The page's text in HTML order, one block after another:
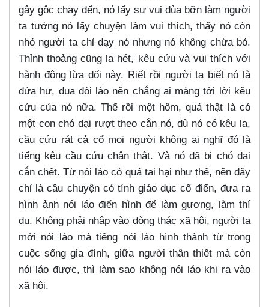
gậy gộc chạy đến, nó lấy sự vui đùa bỡn làm người
ta tưởng nó lấy chuyện làm vui thích, thấy nó còn
nhỏ người ta chỉ dạy nó nhưng nó không chừa bỏ.
Thỉnh thoảng cũng la hét, kêu cứu và vui thích với
hành động lừa dối này. Riết rồi người ta biết nó là
đứa hư, đua đòi láo nên chẳng ai màng tới lời kêu
cứu của nó nữa. Thế rồi một hôm, quả thật là có
một con chó dại rượt theo cắn nó, dù nó có kêu la,
cầu cứu rát cả cổ mọi người không ai nghĩ đó là
tiếng kêu cầu cứu chân thật. Và nó đã bị chó dại
cắn chết. Từ nói láo có quả tai hại như thế, nên đây
chỉ là câu chuyện có tính giáo dục cổ điển, đưa ra
hình ảnh nói láo điển hình để làm gương, làm thí
dụ. Không phải nhập vào dòng thác xã hội, người ta
mới nói láo mà tiếng nói láo hình thành từ trong
cuộc sống gia đình, giữa người thân thiết mà còn
nói láo được, thì làm sao không nói láo khi ra vào
xã hội.